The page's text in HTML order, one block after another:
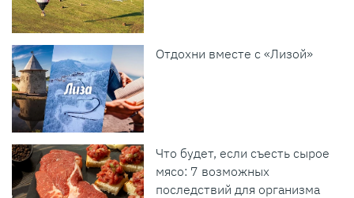
Отдохни вместе с «Лизой»
Что будет, если съесть сырое
мясо: 7 возможных
последствий для организма